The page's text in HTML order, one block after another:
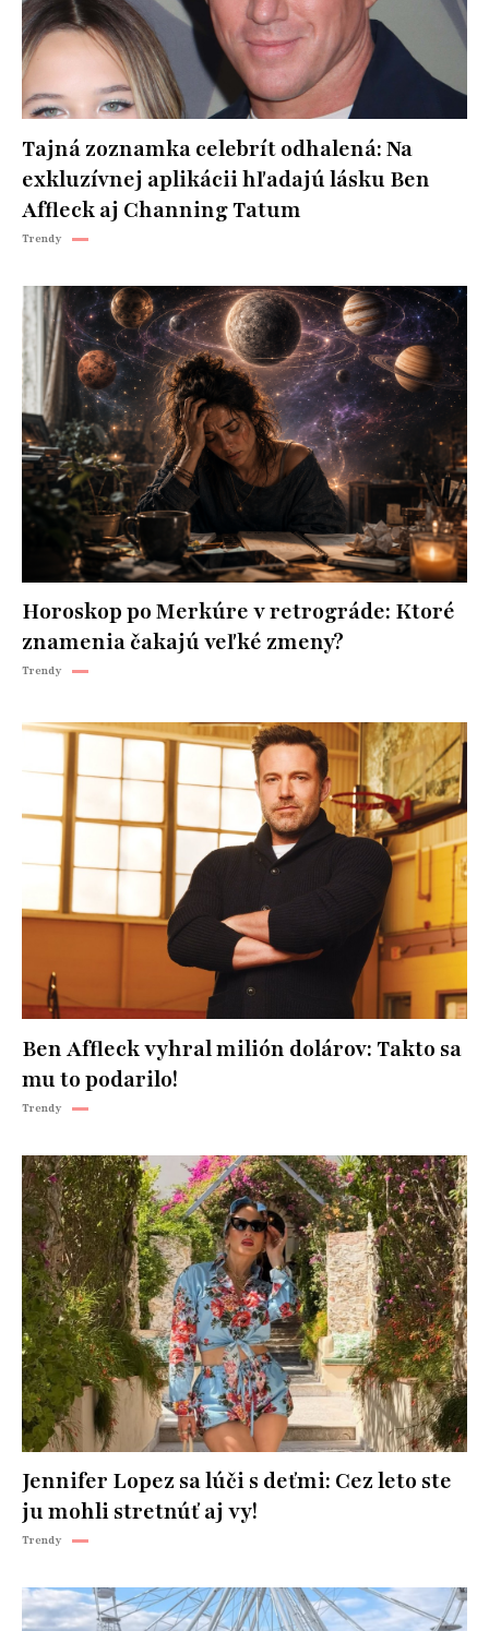
Tajná zoznamka celebrít odhalená: Na
exkluzívnej aplikácii hľadajú lásku Ben
Affleck aj Channing Tatum
Trendy
Horoskop po Merkúre v retrográde: Ktoré
znamenia čakajú veľké zmeny?
Trendy
Ben Affleck vyhral milión dolárov: Takto sa
mu to podarilo!
Trendy
Jennifer Lopez sa lúči s deťmi: Cez leto ste
ju mohli stretnúť aj vy!
Trendy